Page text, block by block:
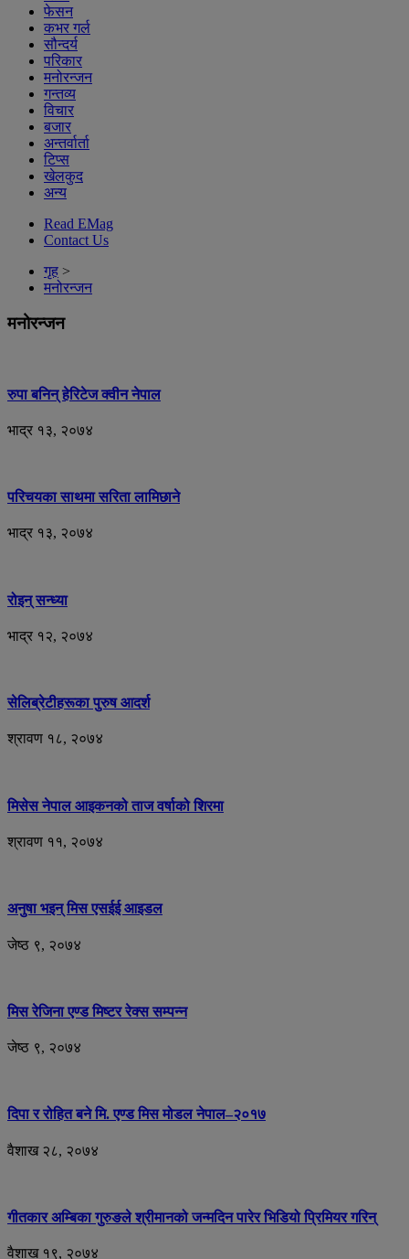
फेसन
कभर गर्ल
सौन्दर्य
परिकार
मनोरन्जन
गन्तव्य
विचार
बजार
अन्तर्वार्ता
टिप्स
खेलकुद
अन्य
Read EMag
Contact Us
गृह >
मनोरन्जन
मनोरन्जन
रुपा बनिन् हेरिटेज क्वीन नेपाल
भाद्र १३, २०७४
परिचयका साथमा सरिता लामिछाने
भाद्र १३, २०७४
रोइन् सन्ध्या
भाद्र १२, २०७४
सेलिब्रेटीहरूका पुरुष आदर्श
श्रावण १८, २०७४
मिसेस नेपाल आइकनको ताज वर्षाको शिरमा
श्रावण ११, २०७४
अनुषा भइन् मिस एसईई आइडल
जेष्ठ ९, २०७४
मिस रेजिना एण्ड मिष्टर रेक्स सम्पन्न
जेष्ठ ९, २०७४
दिपा र रोहित बने मि. एण्ड मिस मोडल नेपाल–२०१७
वैशाख २८, २०७४
गीतकार अम्बिका गुरुङले श्रीमानको जन्मदिन पारेर भिडियो प्रिमियर गरिन्
वैशाख १९, २०७४